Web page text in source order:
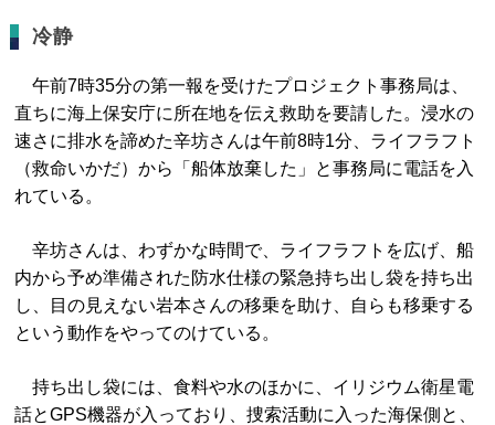
冷静
午前7時35分の第一報を受けたプロジェクト事務局は、
直ちに海上保安庁に所在地を伝え救助を要請した。浸水の
速さに排水を諦めた辛坊さんは午前8時1分、ライフラフト
（救命いかだ）から「船体放棄した」と事務局に電話を入
れている。
辛坊さんは、わずかな時間で、ライフラフトを広げ、船
内から予め準備された防水仕様の緊急持ち出し袋を持ち出
し、目の見えない岩本さんの移乗を助け、自らも移乗する
という動作をやってのけている。
持ち出し袋には、食料や水のほかに、イリジウム衛星電
話とGPS機器が入っており、捜索活動に入った海保側と、